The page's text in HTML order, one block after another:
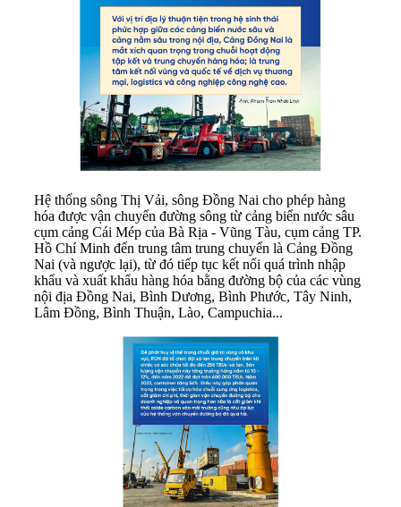
Hệ thống sông Thị Vải, sông Đồng Nai cho phép hàng
hóa được vận chuyển đường sông từ cảng biển nước sâu
cụm cảng Cái Mép của Bà Rịa - Vũng Tàu, cụm cảng TP.
Hồ Chí Minh đến trung tâm trung chuyển là Cảng Đồng
Nai (và ngược lại), từ đó tiếp tục kết nối quá trình nhập
khẩu và xuất khẩu hàng hóa bằng đường bộ của các vùng
nội địa Đồng Nai, Bình Dương, Bình Phước, Tây Ninh,
Lâm Đồng, Bình Thuận, Lào, Campuchia...